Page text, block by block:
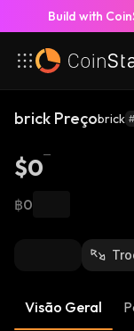
Build with
brick Preçobrick
$0
฿0
Visão Geral